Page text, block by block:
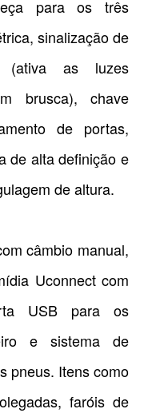
para os três
sinalização de
(ativa as luzes
brusca), chave
de portas,
de alta definição e
de altura.
câmbio manual,
Uconnect com
USB para os
e sistema de
pneus. Itens como
faróis de